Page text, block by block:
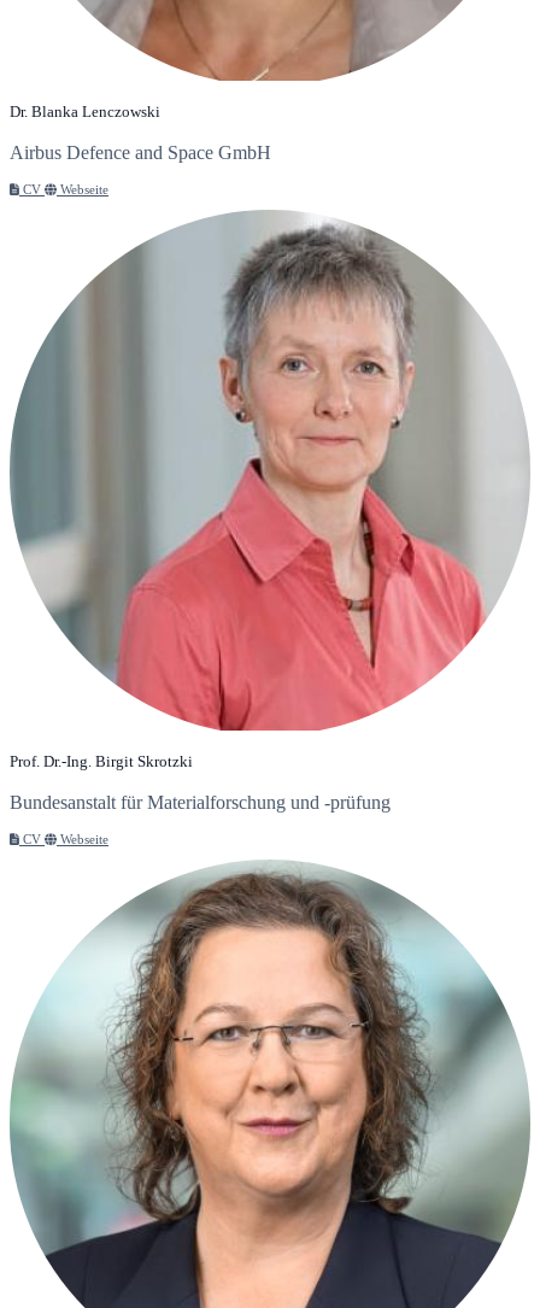
Dr. Blanka Lenczowski
Airbus Defence and Space GmbH
CV Webseite
Prof. Dr.-Ing. Birgit Skrotzki
Bundesanstalt für Materialforschung und -prüfung
CV Webseite